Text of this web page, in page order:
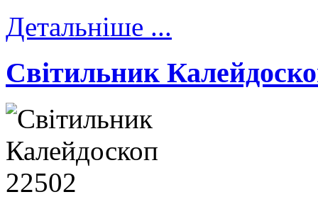
Детальніше ...
Cвітильник